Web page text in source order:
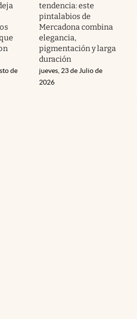
de
tendencia: este
pintalabios de
Mercadona combina
elegancia,
pigmentación y larga
duración
jueves, 23 de Julio de
2026